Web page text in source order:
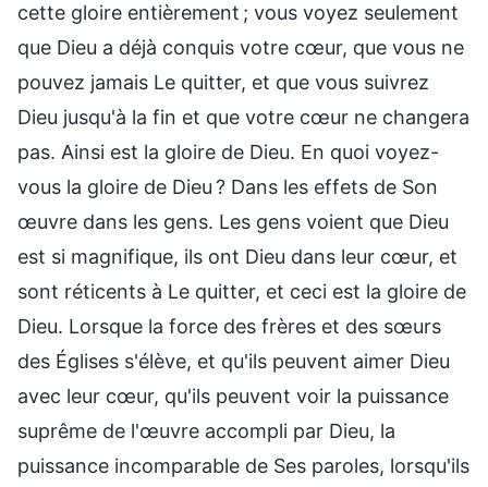
cette gloire entièrement ; vous voyez seulement
que Dieu a déjà conquis votre cœur, que vous ne
pouvez jamais Le quitter, et que vous suivrez
Dieu jusqu'à la fin et que votre cœur ne changera
pas. Ainsi est la gloire de Dieu. En quoi voyez-
vous la gloire de Dieu ? Dans les effets de Son
œuvre dans les gens. Les gens voient que Dieu
est si magnifique, ils ont Dieu dans leur cœur, et
sont réticents à Le quitter, et ceci est la gloire de
Dieu. Lorsque la force des frères et des sœurs
des Églises s'élève, et qu'ils peuvent aimer Dieu
avec leur cœur, qu'ils peuvent voir la puissance
suprême de l'œuvre accompli par Dieu, la
puissance incomparable de Ses paroles, lorsqu'ils